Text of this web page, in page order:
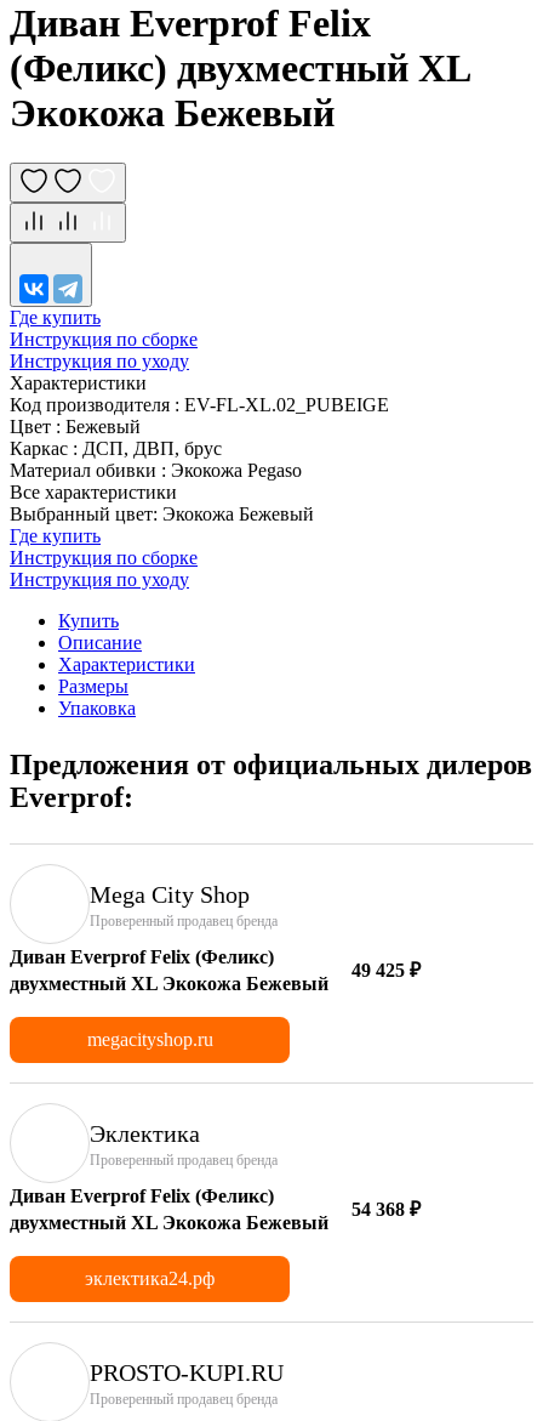
Диван Everprof Felix
(Феликс) двухместный XL
Экокожа Бежевый
Где купить
Инструкция по сборке
Инструкция по уходу
Характеристики
Код производителя : EV-FL-XL.02_PUBEIGE
Цвет : Бежевый
Каркас : ДСП, ДВП, брус
Материал обивки : Экокожа Pegaso
Все характеристики
Выбранный цвет: Экокожа Бежевый
Где купить
Инструкция по сборке
Инструкция по уходу
Купить
Описание
Характеристики
Размеры
Упаковка
Предложения от официальных дилеров
Everprof:
Mega City Shop
Проверенный продавец бренда
Диван Everprof Felix (Феликс)
двухместный XL Экокожа Бежевый
49 425 ₽
megacityshop.ru
Эклектика
Проверенный продавец бренда
Диван Everprof Felix (Феликс)
двухместный XL Экокожа Бежевый
54 368 ₽
эклектика24.рф
PROSTO-KUPI.RU
Проверенный продавец бренда